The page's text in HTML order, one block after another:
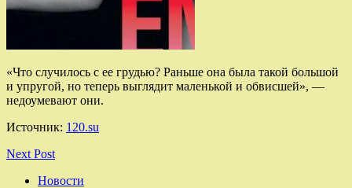
«Что случилось с ее грудью? Раньше она была такой большой
и упругой, но теперь выглядит маленькой и обвисшей», —
недоумевают они.
Источник: 120.su
Next Post
Новости